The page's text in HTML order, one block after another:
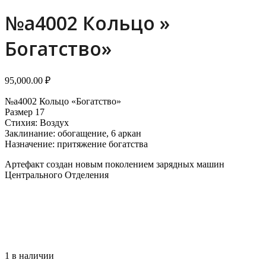
№a4002 Кольцо »
Богатство»
95,000.00 ₽
№a4002 Кольцо «Богатство»
Размер 17
Стихия: Воздух
Заклинание: обогащение, 6 аркан
Назначение: притяжение богатства
Артефакт создан новым поколением зарядных машин
Центрального Отделения
1 в наличии